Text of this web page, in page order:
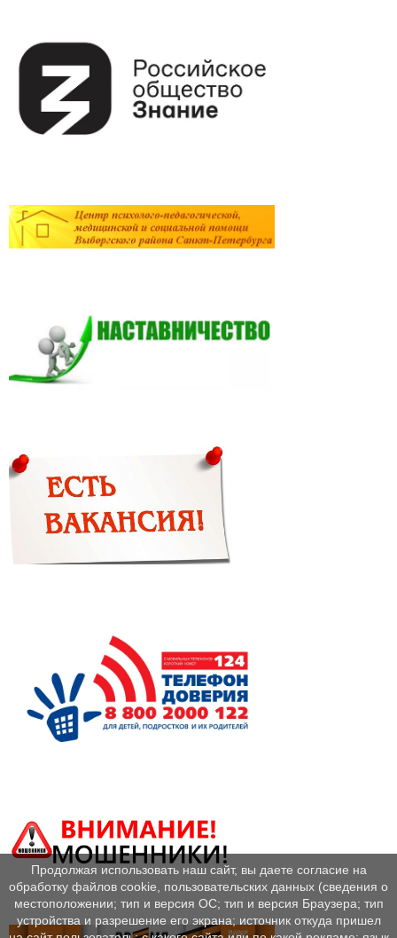
Продолжая использовать наш сайт, вы даете согласие на
обработку файлов cookie, пользовательских данных (сведения о
местоположении; тип и версия ОС; тип и версия Браузера; тип
устройства и разрешение его экрана; источник откуда пришел